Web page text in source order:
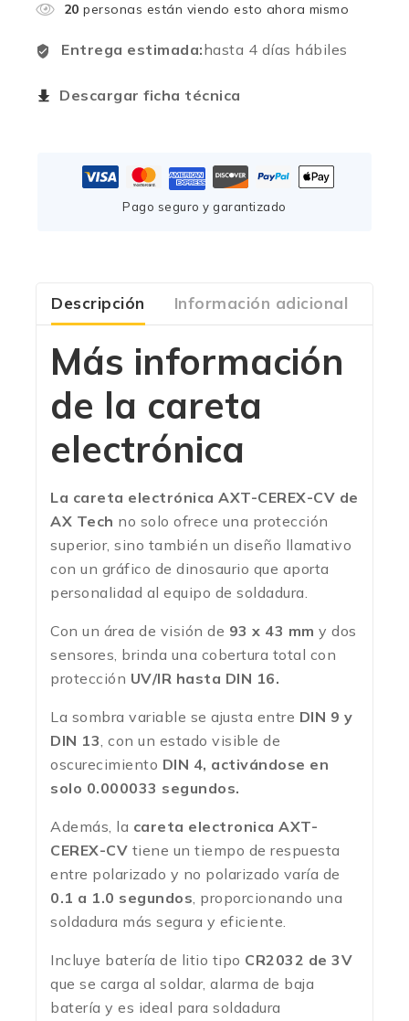
20 personas están viendo esto ahora mismo
Entrega estimada:hasta 4 días hábiles
Descargar ficha técnica
Pago seguro y garantizado
Descripción Información adicional
Más información
de la careta
electrónica
La careta electrónica AXT-CEREX-CV de
AX Tech no solo ofrece una protección
superior, sino también un diseño llamativo
con un gráfico de dinosaurio que aporta
personalidad al equipo de soldadura.
Con un área de visión de 93 x 43 mm y dos
sensores, brinda una cobertura total con
protección UV/IR hasta DIN 16.
La sombra variable se ajusta entre DIN 9 y
DIN 13, con un estado visible de
oscurecimiento DIN 4, activándose en
solo 0.000033 segundos.
Además, la careta electronica AXT-
CEREX-CV tiene un tiempo de respuesta
entre polarizado y no polarizado varía de
0.1 a 1.0 segundos, proporcionando una
soldadura más segura y eficiente.
Incluye batería de litio tipo CR2032 de 3V
que se carga al soldar, alarma de baja
batería y es ideal para soldadura